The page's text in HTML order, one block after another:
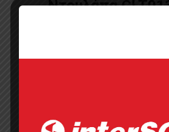
Ντουλάπα
Τηλέφωνο